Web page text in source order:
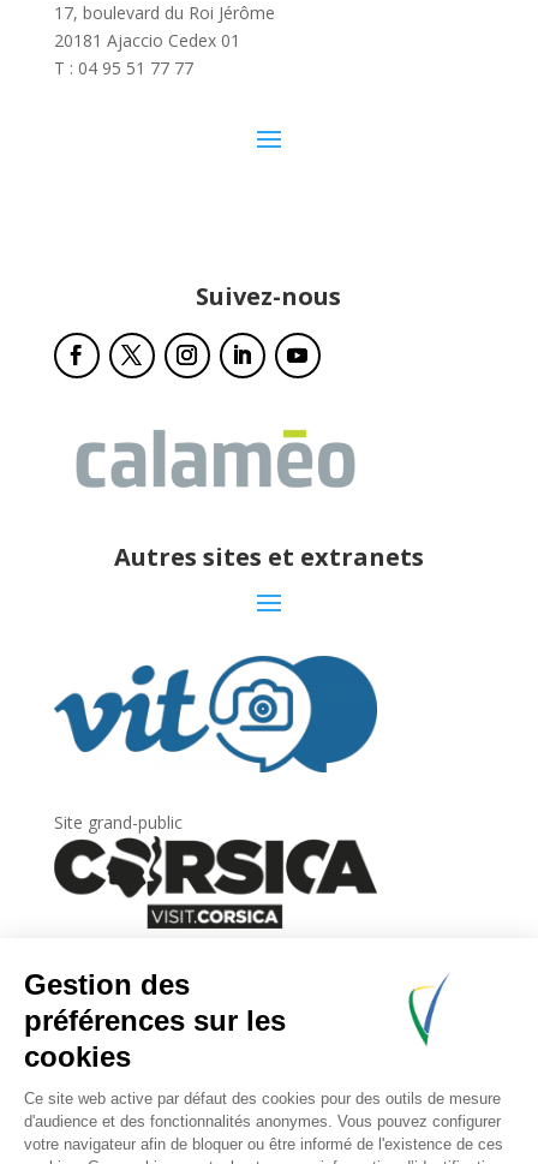
17, boulevard du Roi Jérôme
20181 Ajaccio Cedex 01
T : 04 95 51 77 77
Suivez-nous
Autres sites et extranets
Site grand-public
Newsletter
Inscrivez-vous àla lettre d’information
l’Agence du tourisme de la Corse.